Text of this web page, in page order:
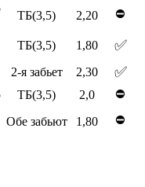
ТБ(3,5) 2,20 ⛔
ТБ(3,5) 1,80 ✅
2-я забьет 2,30 ✅
ТБ(3,5) 2,0 ⛔
Обе забьют 1,80 ⛔